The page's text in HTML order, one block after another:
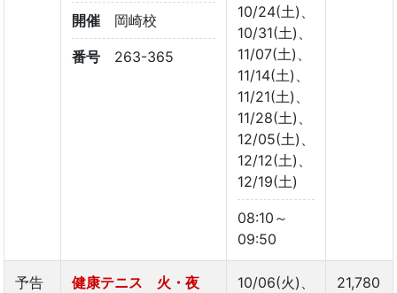
開催 岡崎校
番号 263-365
10/24(土)、
10/31(土)、
11/07(土)、
11/14(土)、
11/21(土)、
11/28(土)、
12/05(土)、
12/12(土)、
12/19(土)
08:10～
09:50
予告 健康テニス 火・夜
10/06(火)、
21,780